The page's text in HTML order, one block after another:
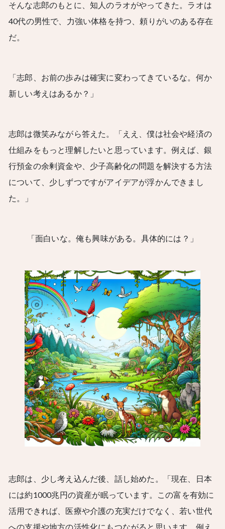
そんな志郎のもとに、知人のラオがやってきた。ラオは
40代の男性で、力強い体格を持つ、頼りがいのある存在
だ。
「志郎、お前の歩みは確実に変わってきているな。何か
新しい考えはあるか？」
志郎は微笑みながら答えた。「ええ、僕は社会や経済の
仕組みをもっと理解したいと思っています。例えば、銀
行預金の余剰資金や、少子高齢化の問題を解決する方法
について、少しずつですがアイデアが浮かんできまし
た。」
「面白いな。俺も興味がある。具体的には？」
志郎は、少し考え込んだ後、話し始めた。「現在、日本
には約1000兆円の資産が眠っています。この富を有効に
活用できれば、医療や介護の充実だけでなく、若い世代
への支援や地方の活性化にもつながると思います。例え